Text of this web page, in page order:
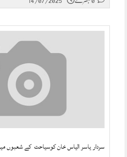
سردار یاسر الیاس خان کوسیاحت کے شعبوں